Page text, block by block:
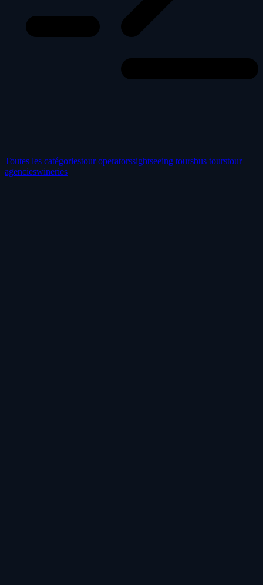
Toutes les catégoriestour operatorssightseeing toursbus tourstour
agencieswineries